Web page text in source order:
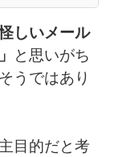
怪しいメール
と思いがち
うではあり
目的だと考